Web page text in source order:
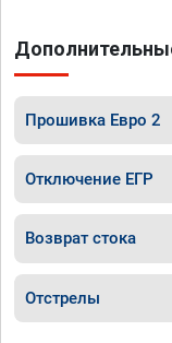
Прошивка Евро 2
Отключение ЕГР
Возврат стока
Отстрелы